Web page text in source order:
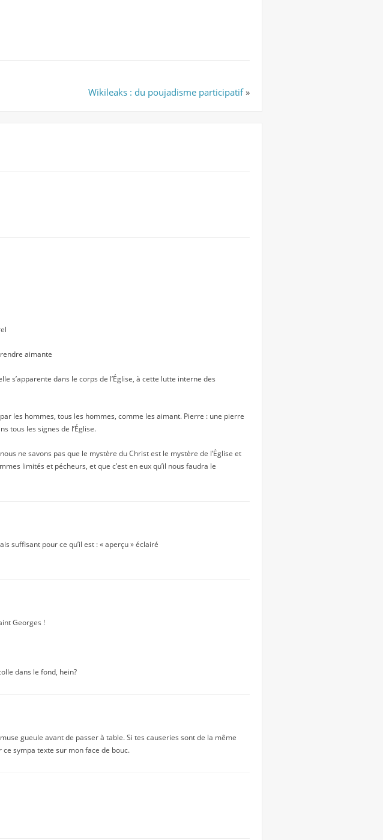
Wikileaks : du poujadisme participatif»
rendre aimante
s’apparente dans le corps de l’Église, à cette lutte interne des
les hommes, tous les hommes, comme les aimant. Pierre : une pierre
tous les signes de l’Église.
ne savons pas que le mystère du Christ est le mystère de l’Église et
limités et pécheurs, et que c’est en eux qu’il nous faudra le
suffisant pour ce qu’il est : « aperçu » éclairé
Georges !
dans le fond, hein?
gueule avant de passer à table. Si tes causeries sont de la même
sympa texte sur mon face de bouc.